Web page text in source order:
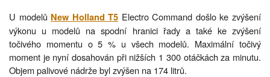
U modelů New Holland T5 Electro Command došlo ke zvýšení
výkonu u modelů na spodní hranici řady a také ke zvýšení
točivého momentu o 5 % u všech modelů. Maximální točivý
moment je nyní dosahován při nižších 1 300 otáčkách za minutu.
Objem palivové nádrže byl zvýšen na 174 litrů.